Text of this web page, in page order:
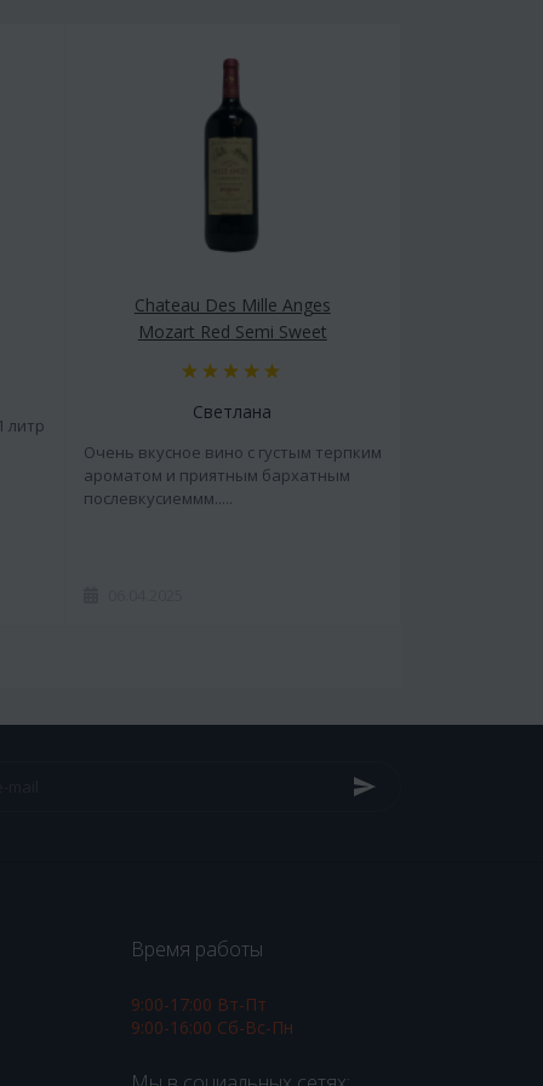
литр
Chateau Des Mille Anges
Mozart Red Semi Sweet
Светлана
Очень вкусное вино с густым терпким
ароматом и приятным бархатным
послевкусиеммм.....
Время работы
9:00-17:00 Вт-Пт
9:00-16:00 Сб-Вс-Пн